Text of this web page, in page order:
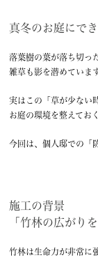
真冬のお庭にで
落葉樹の葉が落ち切っ
雑草も影を潜めていま
実はこの「草が少ない
お庭の環境を整えてお
今回は、個人邸での「
施工の背景
「 竹林の広がり
竹林は生命力が非常に